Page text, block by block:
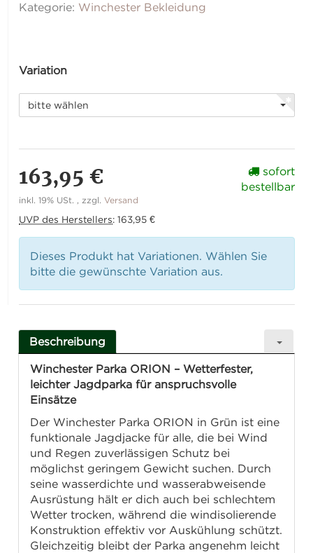
Kategorie: Winchester Bekleidung
Variation
bitte wählen
163,95 €
inkl. 19% USt. , zzgl.Versand
UVP des Herstellers:163,95 €
sofort
bestellbar
Dieses Produkt hat Variationen. Wählen Sie
bitte die gewünschte Variation aus.
Beschreibung
Winchester Parka ORION – Wetterfester,
leichter Jagdparka für anspruchsvolle
Einsätze
Der Winchester Parka ORION in Grün ist eine
funktionale Jagdjacke für alle, die bei Wind
und Regen zuverlässigen Schutz bei
möglichst geringem Gewicht suchen. Durch
seine wasserdichte und wasserabweisende
Ausrüstung hält er dich auch bei schlechtem
Wetter trocken, während die windisolierende
Konstruktion effektiv vor Auskühlung schützt.
Gleichzeitig bleibt der Parka angenehm leicht